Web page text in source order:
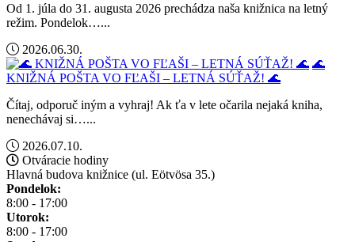
Od 1. júla do 31. augusta 2026 prechádza naša knižnica na letný
režim. Pondelok…...
2026.06.30.
🌊
KNIŽNÁ POŠTA VO FĽAŠI – LETNÁ SÚŤAŽ! 🌊
Čítaj, odporuč iným a vyhraj! Ak ťa v lete očarila nejaká kniha,
nenechávaj si…...
2026.07.10.
Otváracie hodiny
Hlavná budova knižnice (ul. Eötvösa 35.)
Pondelok:
8:00 - 17:00
Utorok:
8:00 - 17:00